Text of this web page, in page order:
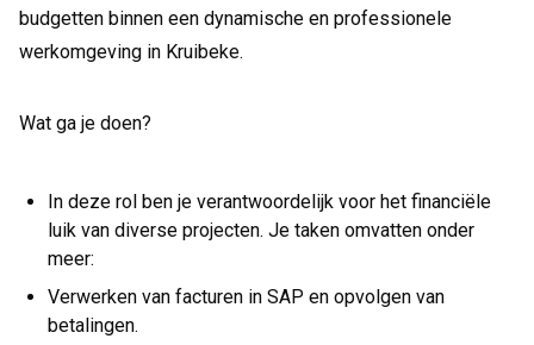
budgetten binnen een dynamische en professionele
werkomgeving in Kruibeke.
Wat ga je doen?
In deze rol ben je verantwoordelijk voor het financiële
luik van diverse projecten. Je taken omvatten onder
meer:
Verwerken van facturen in SAP en opvolgen van
betalingen.